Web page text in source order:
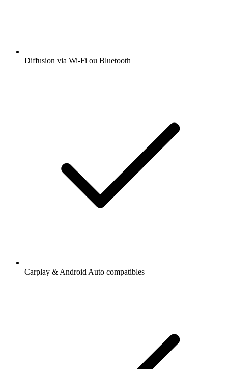
Diffusion via Wi-Fi ou Bluetooth
Carplay & Android Auto compatibles